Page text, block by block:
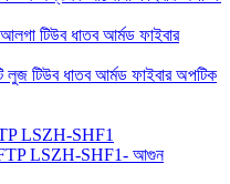
টিউব ধাতব আর্মড ফাইবার
লুজ টিউব ধাতব আর্মড ফাইবার অপটিক
LSZH-SHF1
LSZH-SHF1- আগুন